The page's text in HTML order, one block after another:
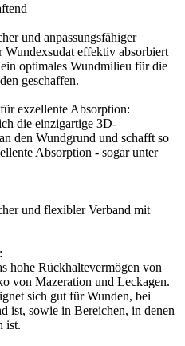
und anpassungsfähiger
Wundexsudat effektiv absorbiert
optimales Wundmilieu für die
geschaffen.
exzellente Absorption:
die einzigartige 3D-
den Wundgrund und schafft so
Absorption - sogar unter
und flexibler Verband mit
hohe Rückhaltevermögen von
von Mazeration und Leckagen.
sich gut für Wunden, bei
ist, sowie in Bereichen, in denen
ist.